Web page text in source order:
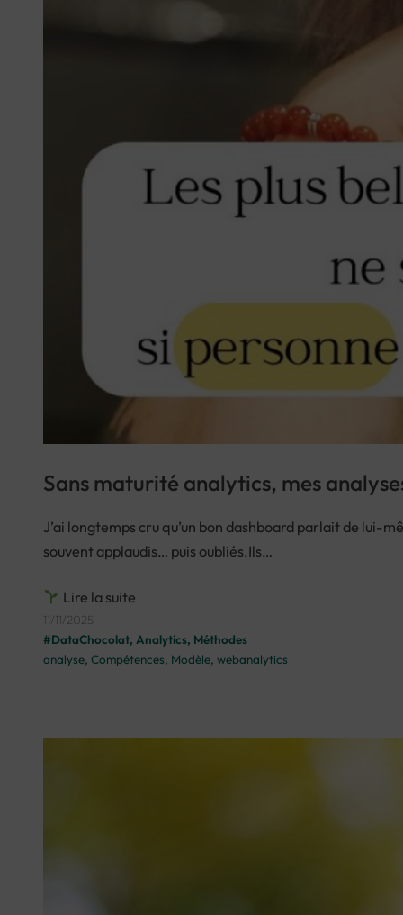
Sans maturité analytics, mes
J’ai longtemps cru qu’un bon dashboard parlait de lui-
souvent applaudis… puis oubliés.Ils…
Lire la suite
11/11/2025
#DataChocolat, Analytics, Méthodes
analyse, Compétences, Modèle, webanalytics